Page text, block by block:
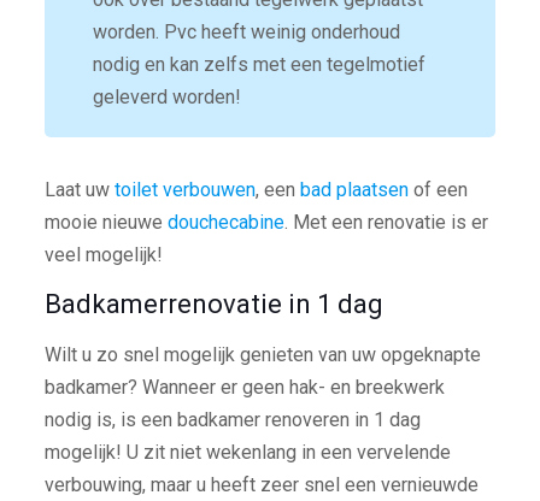
worden. Pvc heeft weinig onderhoud
nodig en kan zelfs met een tegelmotief
geleverd worden!
Laat uw toilet verbouwen, een bad plaatsenof een
mooie nieuwe douchecabine. Met een renovatie is er
veel mogelijk!
Badkamerrenovatie in 1 dag
Wilt u zo snel mogelijk genieten van uw opgeknapte
badkamer? Wanneer er geen hak- en breekwerk
nodig is, is een badkamer renoveren in 1 dag
mogelijk! U zit niet wekenlang in een vervelende
verbouwing, maar u heeft zeer snel een vernieuwde